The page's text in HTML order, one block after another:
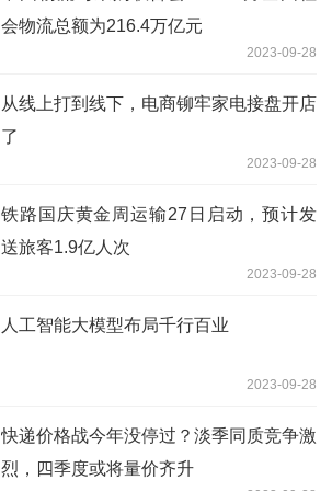
会物流总额为216.4万亿元
2023-09-28
从线上打到线下，电商铆牢家电接盘开店
了
2023-09-28
铁路国庆黄金周运输27日启动，预计发
送旅客1.9亿人次
2023-09-28
人工智能大模型布局千行百业
2023-09-28
快递价格战今年没停过？淡季同质竞争激
烈，四季度或将量价齐升